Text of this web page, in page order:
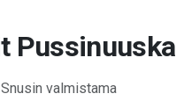
Pussinuuska
valmistama